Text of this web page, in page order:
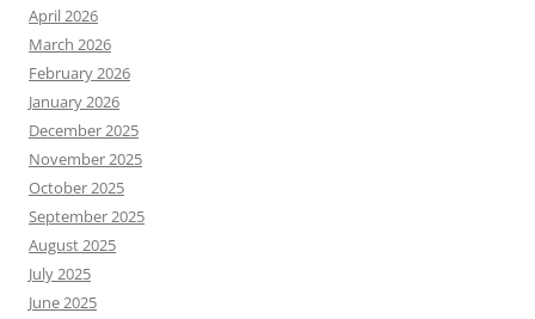
April 2026
March 2026
February 2026
January 2026
December 2025
November 2025
October 2025
September 2025
August 2025
July 2025
June 2025